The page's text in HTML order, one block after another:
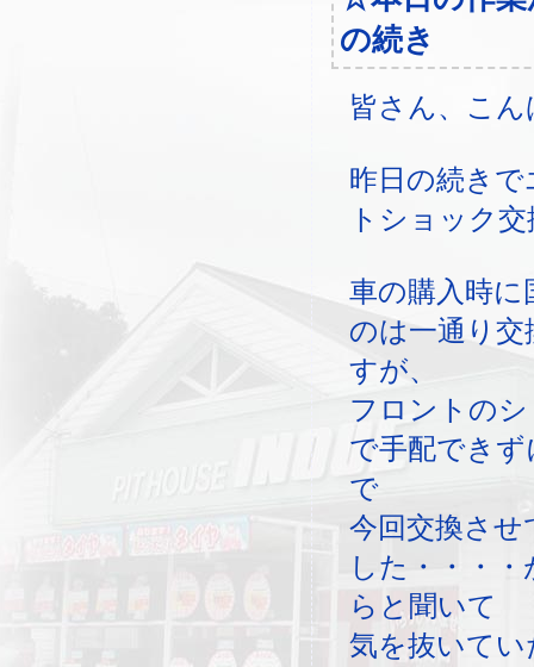
の続き
皆さん、こ
昨日の続き
トショック
車の購入時に
のは一通り
すが、
フロントの
で手配でき
で
今回交換さ
した・・・
らと聞いて
気を抜いて